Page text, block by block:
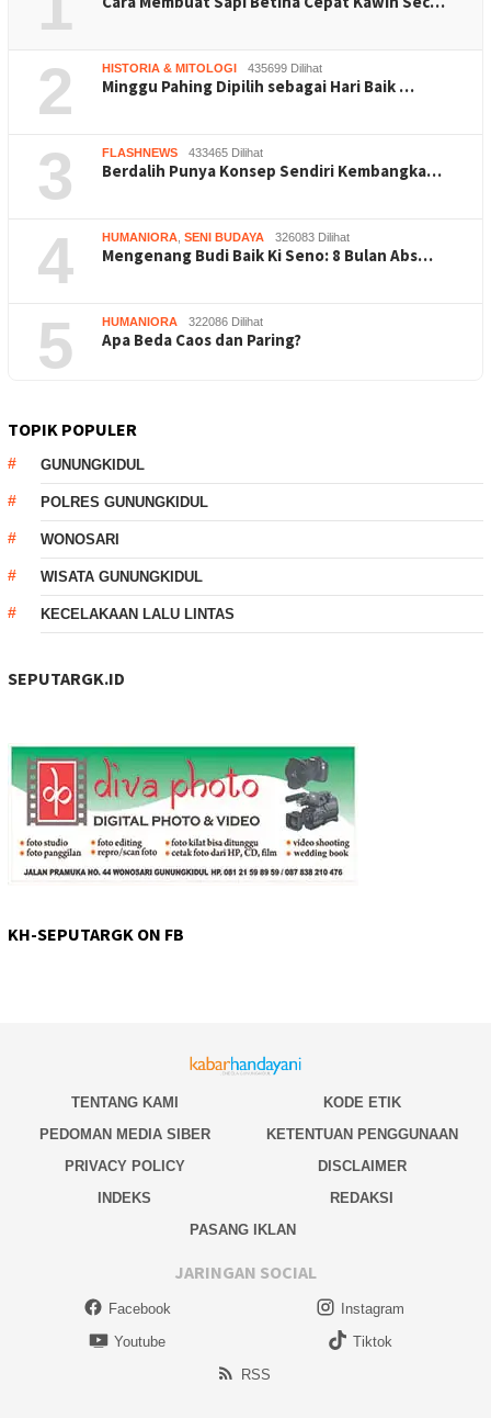
2 HISTORIA & MITOLOGI 435699 Dilihat
Minggu Pahing Dipilih sebagai Hari Baik …
3 FLASHNEWS 433465 Dilihat
Berdalih Punya Konsep Sendiri Kembangka…
4 HUMANIORA SENI BUDAYA 326083 Dilihat
Mengenang Budi Baik Ki Seno: 8 Bulan Abs…
5 HUMANIORA 322086 Dilihat
Apa Beda Caos dan Paring?
TOPIK POPULER
GUNUNGKIDUL
POLRES GUNUNGKIDUL
WONOSARI
WISATA GUNUNGKIDUL
KECELAKAAN LALU LINTAS
SEPUTARGK.ID
KH-SEPUTARGK ON FB
TENTANG KAMI
KODE ETIK
PEDOMAN MEDIA SIBER
KETENTUAN PENGGUNAAN
PRIVACY POLICY
DISCLAIMER
INDEKS
REDAKSI
PASANG IKLAN
JARINGAN SOCIAL
Facebook
Instagram
Youtube
Tiktok
RSS